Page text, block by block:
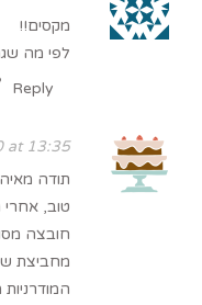
מקסים!!
לפי מה
Reply
at 13:35
תודה
טוב, אחרי
חובצה
מחביצת